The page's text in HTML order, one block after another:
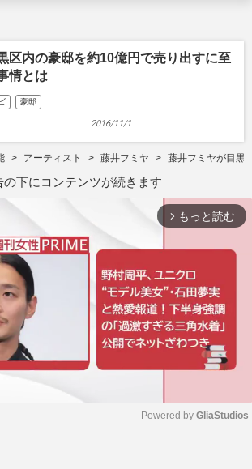
区内の豪邸を約10億円で売り出すに至
情とは
豪邸
2016/11/1
アーティスト 藤井フミヤ 藤井フミヤが目黒
の下にコンテンツが続きます
arrow_forward_ios もっと読む
Powered by GliaStudios